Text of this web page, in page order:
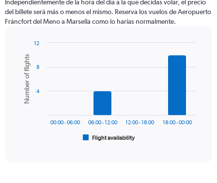
categories.
The
chart
axis
displaying
values.
Range:
Independientemente de la hora del día a la que decidas volar, el precio
del billete será más o menos el mismo. Reserva los vuelos de Aeropuerto
Fráncfort del Meno a Marsella como lo harías normalmente.
chart
with
bars.
The
Chart
graphic.
Number of flights
Flight availability
00:00 - 06:00 06:00 - 12:00 12:00 - 18:00 18:00 - 00:00
4
8
12